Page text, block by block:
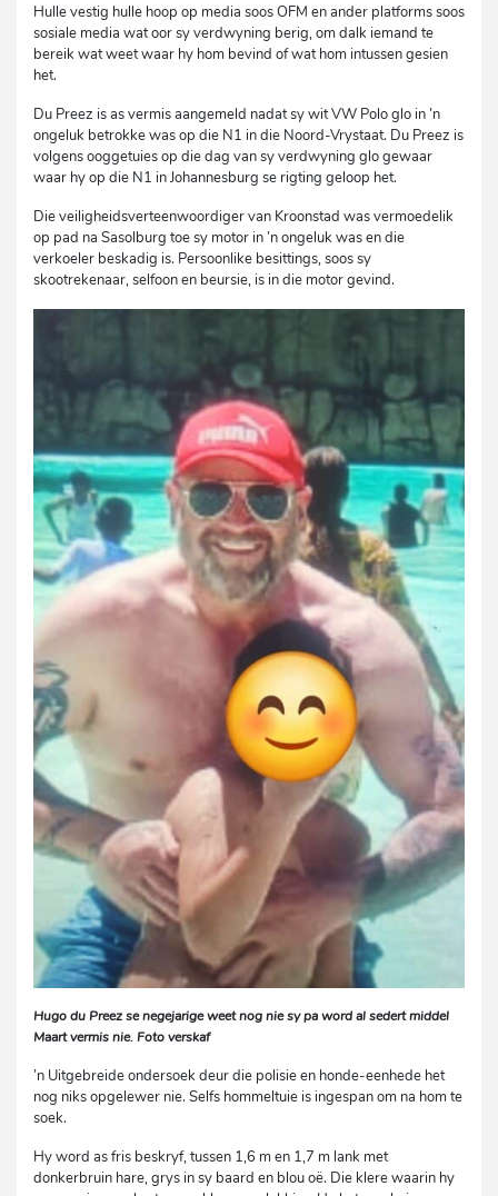
Hulle vestig hulle hoop op media soos OFM en ander platforms soos
sosiale media wat oor sy verdwyning berig, om dalk iemand te
bereik wat weet waar hy hom bevind of wat hom intussen gesien
het.
Du Preez is as vermis aangemeld nadat sy wit VW Polo glo in ’n
ongeluk betrokke was op die N1 in die Noord-Vrystaat. Du Preez is
volgens ooggetuies op die dag van sy verdwyning glo gewaar
waar hy op die N1 in Johannesburg se rigting geloop het.
Die veiligheidsverteenwoordiger van Kroonstad was vermoedelik
op pad na Sasolburg toe sy motor in ’n ongeluk was en die
verkoeler beskadig is. Persoonlike besittings, soos sy
skootrekenaar, selfoon en beursie, is in die motor gevind.
Hugo du Preez se negejarige weet nog nie sy pa word al sedert middel
Maart vermis nie. Foto verskaf
’n Uitgebreide ondersoek deur die polisie en honde-eenhede het
nog niks opgelewer nie. Selfs hommeltuie is ingespan om na hom te
soek.
Hy word as fris beskryf, tussen 1,6 m en 1,7 m lank met
donkerbruin hare, grys in sy baard en blou oë. Die klere waarin hy